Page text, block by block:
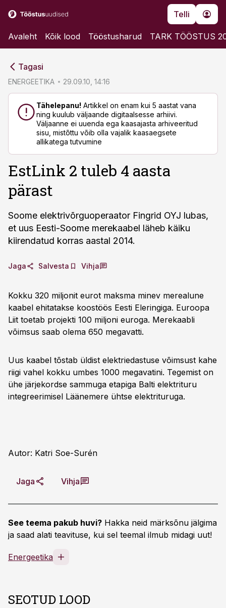
Telli
Avaleht Kõik lood Tööstusharud TARK TÖÖSTUS
Tagasi
ENERGEETIKA 29.09.10, 14:16
Tähelepanu! Artikkel on enam kui 5 aastat vana
ning kuulub väljaande digitaalsesse arhiivi.
Väljaanne ei uuenda ega kaasajasta arhiveeritud
sisu, mistõttu võib olla vajalik kaasaegsete
allikatega tutvumine
EstLink 2 tuleb 4 aasta
pärast
Soome elektrivõrguoperaator Fingrid OYJ lubas,
et uus Eesti-Soome merekaabel läheb käiku
kiirendatud korras aastal 2014.
Jaga Salvesta Vihja
Kokku 320 miljonit eurot maksma minev merealune
kaabel ehitatakse koostöös Eesti Eleringiga. Euroopa
Liit toetab projekti 100 miljoni euroga. Merekaabli
võimsus saab olema 650 megavatti.
Uus kaabel tõstab üldist elektriedastuse võimsust kahe
riigi vahel kokku umbes 1000 megavatini. Tegemist on
ühe järjekordse sammuga etapiga Balti elektrituru
integreerimisel Läänemere ühtse elektrituruga.
Autor: Katri Soe-Surén
Jaga Vihja
See teema pakub huvi? Hakka neid märksõnu jälgima
ja saad alati teavituse, kui sel teemal ilmub midagi uut!
Energeetika
SEOTUD LOOD